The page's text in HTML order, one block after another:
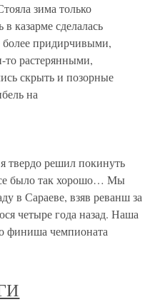
зима только
казарме сделалась
придирчивыми,
то растерянными,
скрыть и позорные
на
твердо решил покинуть
было так хорошо… Мы
в Сараеве, взяв реванш за
четыре года назад. Наша
финиша чемпионата